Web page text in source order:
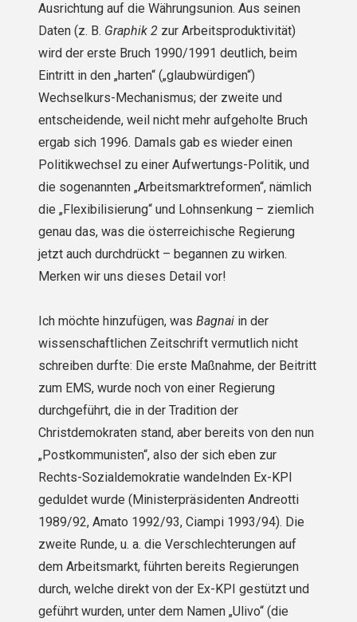
Ausrichtung auf die Währungsunion. Aus seinen
Daten (z. B. Graphik 2zur Arbeitsproduktivität)
wird der erste Bruch 1990/1991 deut­lich, beim
Eintritt in den „harten“ („glaubwürdigen“)
Wechselkurs-Mechanismus; der zweite und
entscheidende, weil nicht mehr aufgeholte Bruch
ergab sich 1996. Damals gab es wieder einen
Politikwechsel zu einer Aufwertungs-Politik, und
die sogenannten „Arbeitsmarktrefor­men“, nämlich
die „Flexibilisierung“ und Lohnsenkung – ziemlich
genau das, was die österreichische Regierung
jetzt auch durchdrückt – begannen zu wirken.
Merken wir uns dieses Detail vor!
Ich möchte hinzufügen, was Bagnaiin der
wissenschaftlichen Zeitschrift vermutlich nicht
schreiben durfte: Die erste Maßnahme, der Beitritt
zum EMS, wurde noch von einer Regie­rung
durchgeführt, die in der Tradition der
Christdemokraten stand, aber bereits von den nun
„Postkommunisten“, also der sich eben zur
Rechts-Sozialdemokratie wandelnden Ex-KPI
geduldet wurde (Ministerpräsidenten Andreotti
1989/92, Amato 1992/93, Ciampi 1993/94). Die
zweite Runde, u. a. die Verschlechterungen auf
dem Arbeitsmarkt, führten bereits Regie­rungen
durch, welche direkt von der Ex-KPI gestützt und
geführt wurden, unter dem Namen „Ulivo“ (die